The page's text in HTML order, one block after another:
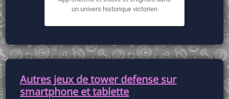
un univers historique victorien
Autres jeux de tower defense sur
smartphone et tablette